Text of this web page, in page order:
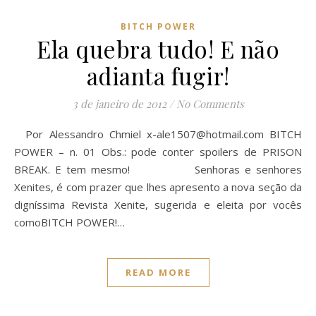
BITCH POWER
Ela quebra tudo! E não
adianta fugir!
3 de janeiro de 2012 / No Comments
Por Alessandro Chmiel x-ale1507@hotmail.com BITCH
POWER – n. 01 Obs.: pode conter spoilers de PRISON
BREAK. E tem mesmo! Senhoras e senhores
Xenites, é com prazer que lhes apresento a nova seção da
digníssima Revista Xenite, sugerida e eleita por vocês
comoBITCH POWER!…
READ MORE